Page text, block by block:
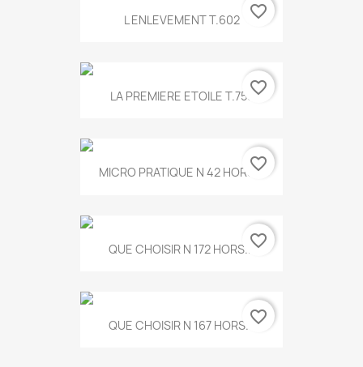
L ENLEVEMENT T.602 favorite_border
LA PREMIERE ETOILE T.755favorite_border
MICRO PRATIQUE N 42 HORS...
favorite_border
QUE CHOISIR N 172 HORS...favorite_border
QUE CHOISIR N 167 HORS...favorite_border